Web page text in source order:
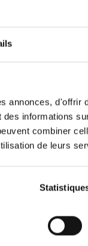
annonces, d'offrir
informations
combiner
de leurs
(EN)
Implement a
like a
revised